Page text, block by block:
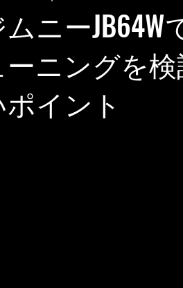
ニー
ーニングを
イント